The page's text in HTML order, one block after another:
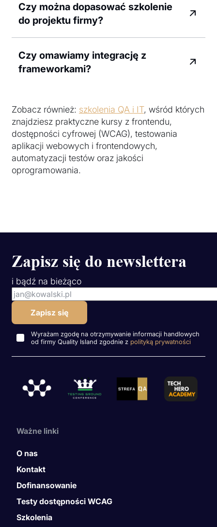
Czy można dopasować szkolenie
do projektu firmy?
Czy omawiamy integrację z
frameworkami?
Zobacz również: szkolenia QA i IT, wśród których
znajdziesz praktyczne kursy z frontendu,
dostępności cyfrowej (WCAG), testowania
aplikacji webowych i frontendowych,
automatyzacji testów oraz jakości
oprogramowania.
Zapisz się do newslettera
i bądź na bieżąco
Wyrażam zgodę na otrzymywanie informacji handlowych
od firmy Quality Island zgodnie z polityką prywatności
Ważne linki
O nas
Kontakt
Dofinansowanie
Testy dostępności WCAG
Szkolenia